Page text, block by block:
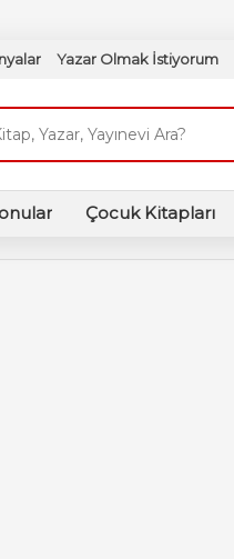
Yazar Olmak İstiyorum
Çocuk Kitapları